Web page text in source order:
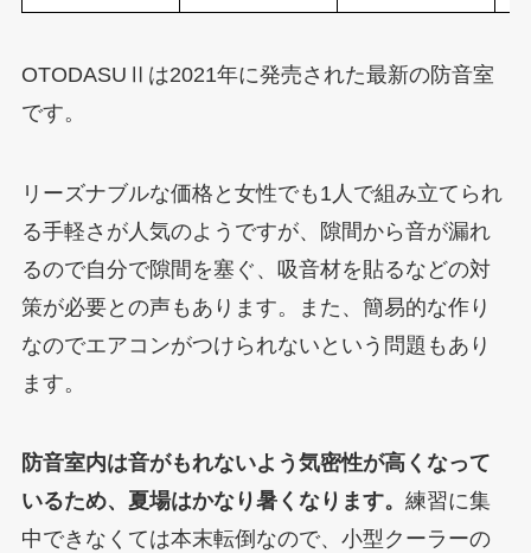
OTODASUⅡは2021年に発売された最新の防音室
です。
リーズナブルな価格と女性でも1人で組み立てられ
る手軽さが人気のようですが、隙間から音が漏れ
るので自分で隙間を塞ぐ、吸音材を貼るなどの対
策が必要との声もあります。また、簡易的な作り
なのでエアコンがつけられないという問題もあり
ます。
防音室内は音がもれないよう気密性が高くなって
いるため、夏場はかなり暑くなります。 練習に集
中できなくては本末転倒なので、小型クーラーの